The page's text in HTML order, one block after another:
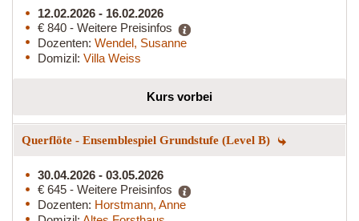
12.02.2026 - 16.02.2026
€ 840 - Weitere Preisinfos
Dozenten: Wendel, Susanne
Domizil: Villa Weiss
Kurs vorbei
Querflöte - Ensemblespiel Grundstufe (Level B)
30.04.2026 - 03.05.2026
€ 645 - Weitere Preisinfos
Dozenten: Horstmann, Anne